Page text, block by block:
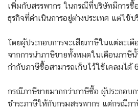
เพิ่มกับสรรพากร ในกรณีที่บริษัทมีการซื้
ธุรกิจที่ดำเนินการอยู่ต่างประเทศ แต่ใช้บ
โดยผู้ประกอบการจะเสียภาษีในแต่ละเ
จากการนำภาษีขายทั้งหมดในเดือนภา
กำกับภาษีซื้อสามารถเก็บไว้ใช้เคลมได้
กรณีภาษีขายมากกว่าภาษีซื้อ ผู้ประกอบก
ชำระภาษีให้กับกรมสรรพากร แต่กรณีภ